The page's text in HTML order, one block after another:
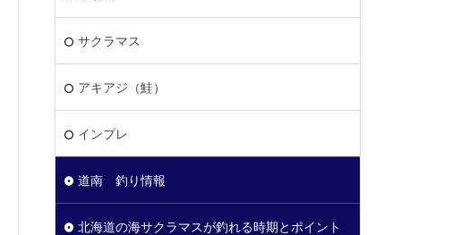
サクラマス
アキアジ（鮭）
インプレ
道南 釣り情報
北海道の海サクラマスが釣れる時期とポイント